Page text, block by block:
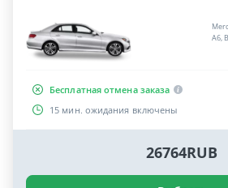
A6,
Бесплатная отмена заказа
15 мин. ожидания включены
26764RUB